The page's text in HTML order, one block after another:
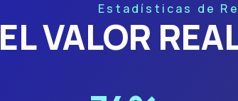
Estadísticas de
EL VALOR